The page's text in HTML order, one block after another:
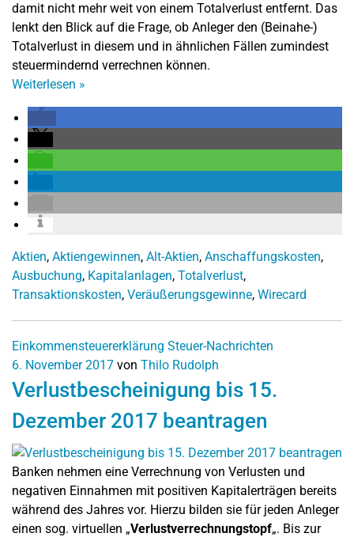
damit nicht mehr weit von einem Totalverlust entfernt. Das
lenkt den Blick auf die Frage, ob Anleger den (Beinahe-)
Totalverlust in diesem und in ähnlichen Fällen zumindest
steuermindernd verrechnen können.
Weiterlesen »
Aktien, Aktiengewinnen, Alt-Aktien, Anschaffungskosten,
Ausbuchung, Kapitalanlagen, Totalverlust,
Transaktionskosten, Veräußerungsgewinne, Wirecard
Einkommensteuererklärung Steuer-Nachrichten
6. November 2017 von Thilo Rudolph
Verlustbescheinigung bis 15.
Dezember 2017 beantragen
Banken nehmen eine Verrechnung von Verlusten und
negativen Einnahmen mit positiven Kapitalerträgen bereits
während des Jahres vor. Hierzu bilden sie für jeden Anleger
einen sog. virtuellen „Verlustverrechnungstopf„. Bis zur